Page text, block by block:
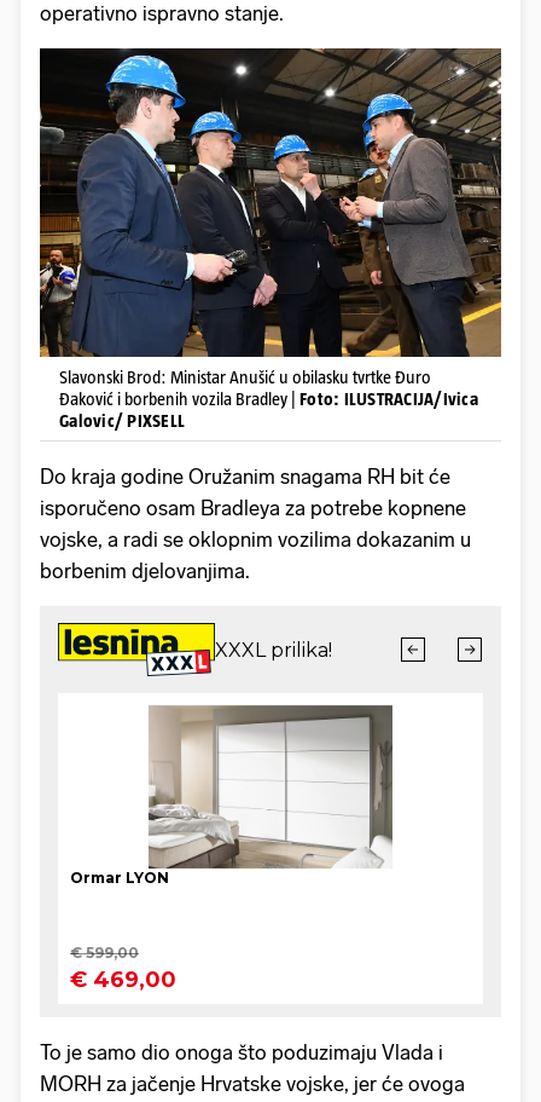
operativno ispravno stanje.
Slavonski Brod: Ministar Anušić u obilasku tvrtke Đuro
Đaković i borbenih vozila Bradley | Foto: ILUSTRACIJA/Ivica
Galovic/ PIXSELL
Do kraja godine Oružanim snagama RH bit će
isporučeno osam Bradleya za potrebe kopnene
vojske, a radi se oklopnim vozilima dokazanim u
borbenim djelovanjima.
To je samo dio onoga što poduzimaju Vlada i
MORH za jačenje Hrvatske vojske, jer će ovoga